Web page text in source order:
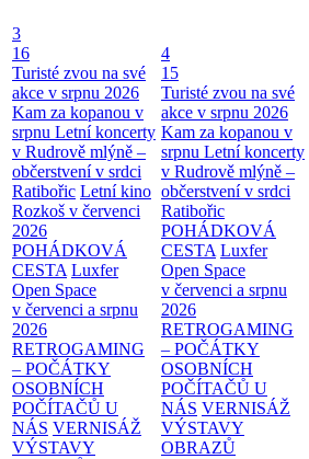
3
16
Turisté zvou na své
akce v srpnu 2026
Kam za kopanou v
srpnu Letní koncerty
v Rudrově mlýně –
občerstvení v srdci
Ratibořic Letní kino
Rozkoš v červenci
2026
POHÁDKOVÁ
CESTA Luxfer
Open Space
v červenci a srpnu
2026
RETROGAMING
– POČÁTKY
OSOBNÍCH
POČÍTAČŮ U
NÁS VERNISÁŽ
VÝSTAVY
4
15
Turisté zvou na své
akce v srpnu 2026
Kam za kopanou v
srpnu Letní koncerty
v Rudrově mlýně –
občerstvení v srdci
Ratibořic
POHÁDKOVÁ
CESTA Luxfer
Open Space
v červenci a srpnu
2026
RETROGAMING
– POČÁTKY
OSOBNÍCH
POČÍTAČŮ U
NÁS VERNISÁŽ
VÝSTAVY
OBRAZŮ